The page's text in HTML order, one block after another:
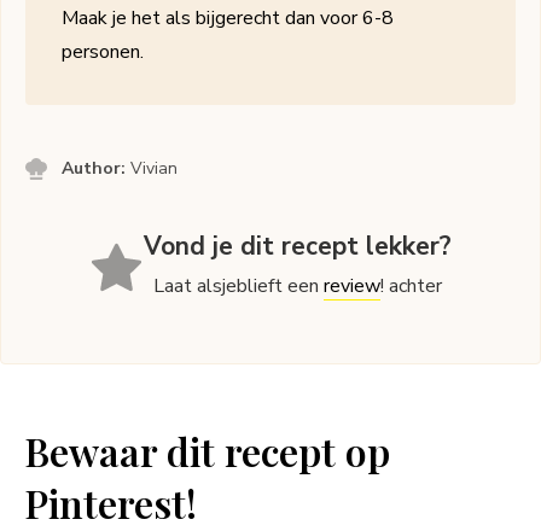
Maak je het als bijgerecht dan voor 6-8
personen.
Author:Vivian
Vond je dit recept lekker?
Laat alsjeblieft eenreview! achter
Bewaar dit recept op
Pinterest!